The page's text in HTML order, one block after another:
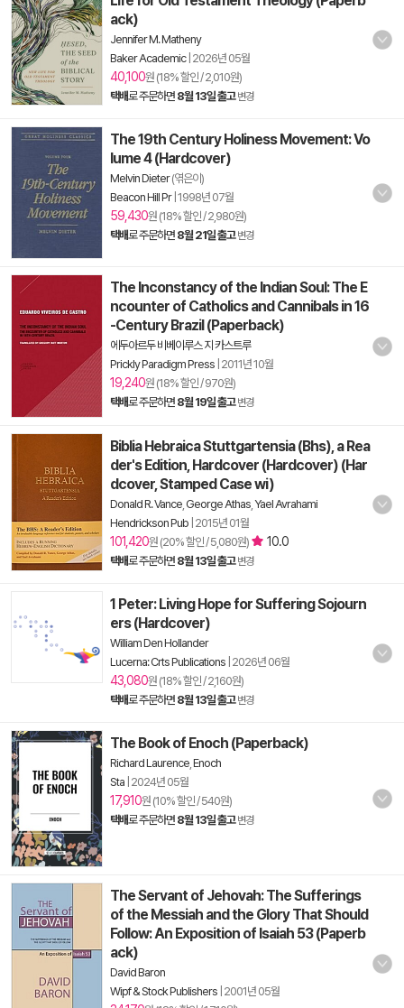
ack)
Jennifer M. Matheny
Baker Academic| 2026년 05월
40,100원 (18% 할인 / 2,010원)
택배로 주문하면 8월 13일 출고 변경
The 19th Century Holiness Movement: Vo
lume 4 (Hardcover)
Melvin Dieter(엮은이)
Beacon Hill Pr| 1998년 07월
59,430원 (18% 할인 / 2,980원)
택배로 주문하면 8월 21일 출고 변경
The Inconstancy of the Indian Soul: The E
ncounter of Catholics and Cannibals in 16
-Century Brazil (Paperback)
에두아르두 비베이루스 지 카스트루
Prickly Paradigm Press 2011년 10월
19,240원 (18% 할인 / 970원)
택배로 주문하면 8월 19일 출고 변경
Biblia Hebraica Stuttgartensia (Bhs), a Rea
der's Edition, Hardcover (Hardcover) (Har
dcover, Stamped Case wi)
Donald R. Vance George Athas Yael Avrahami
Hendrickson Pub 2015년 01월
101,420원 (20% 할인 / 5,080원) 10.0
택배로 주문하면 8월 13일 출고 변경
1 Peter: Living Hope for Suffering Sojourn
ers (Hardcover)
William Den Hollander
Lucerna: Crts Publications 2026년 06월
43,080원 (18% 할인 / 2,160원)
택배로 주문하면 8월 13일 출고 변경
The Book of Enoch (Paperback)
Richard Laurence Enoch
Sta 2024년 05월
17,910원 (10% 할인 / 540원)
택배로 주문하면 8월 13일 출고 변경
The Servant of Jehovah: The Sufferings
of the Messiah and the Glory That Should
Follow: An Exposition of Isaiah 53 (Paperb
ack)
David Baron
Wipf & Stock Publishers 2001년 05월